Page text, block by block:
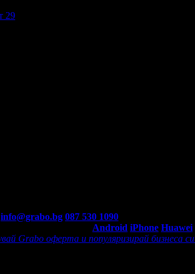
29
info@grabo.bg 087 530 1090
Android iPhone Huawei
Grabo оферта и популяризирай бизнеса си